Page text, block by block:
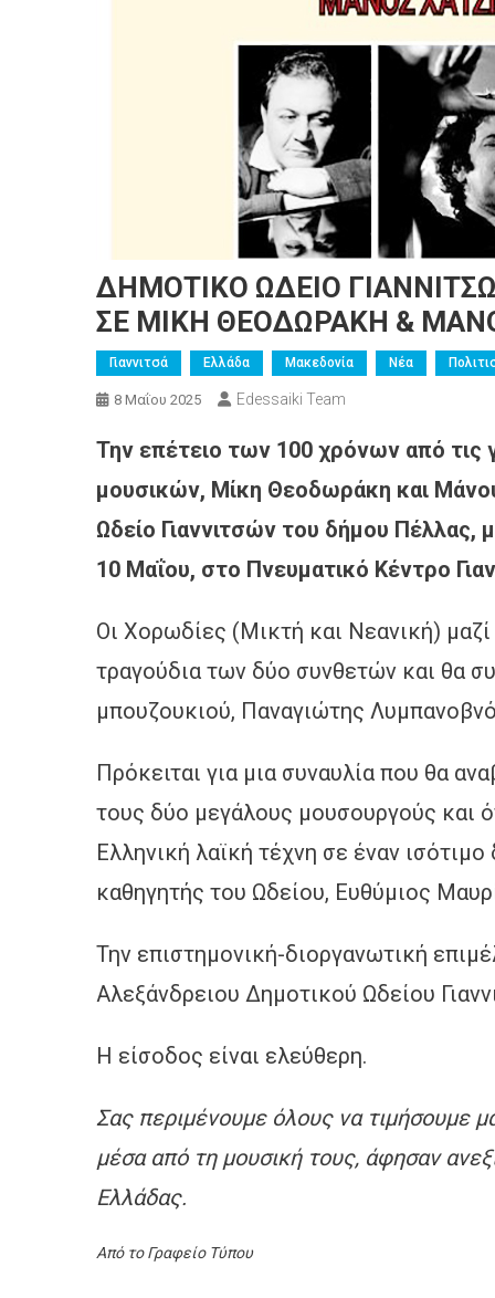
ΔΗΜΟΤΙΚΟ ΩΔΕΙΟ
ΣΕ ΜΙΚΗ ΘΕΟΔΩΡΑΚΗ &
Γιαννιτσά Ελλάδα Μακεδονία Νέα
8 Μαΐου 2025 Edessaiki Team
Την επέτειο των 100 χρόνων από
μουσικών, Μίκη Θεοδωράκη και
Ωδείο Γιαννιτσών του δήμου Πέλλας,
10 Μαΐου, στο Πνευματικό Κέντρο
Οι Χορωδίες (Μικτή και Νεανική)
τραγούδια των δύο συνθετών και θα
μπουζουκιού, Παναγιώτης
Πρόκειται για μια συναυλία που θα
τους δύο μεγάλους μουσουργούς και
Ελληνική λαϊκή τέχνη σε έναν
καθηγητής του Ωδείου, Ευθύμιος
Την επιστημονική-διοργανωτική
Αλεξάνδρειου Δημοτικού Ωδείου
Η είσοδος είναι ελεύθερη.
Σας περιμένουμε όλους να τιμήσουμε
μέσα από τη μουσική τους, άφησαν
Ελλάδας.
Από το Γραφείο Τύπου